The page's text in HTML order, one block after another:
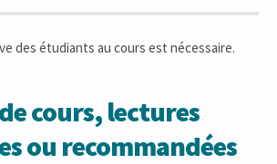
des étudiants au cours est nécessaire.
cours, lectures
ou recommandées